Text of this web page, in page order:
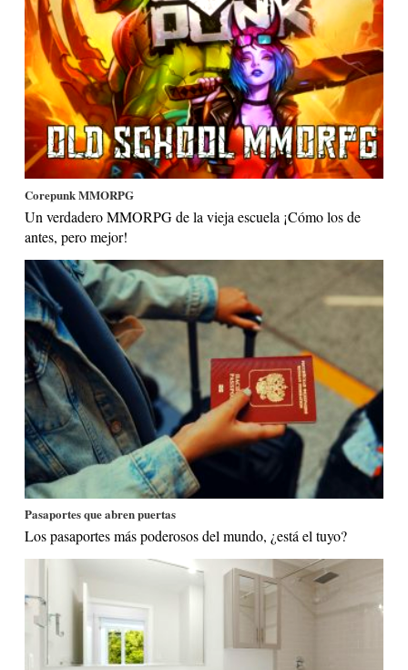
Corepunk MMORPG
Un verdadero MMORPG de la vieja escuela ¡Cómo los de
antes, pero mejor!
Pasaportes que abren puertas
Los pasaportes más poderosos del mundo, ¿está el tuyo?